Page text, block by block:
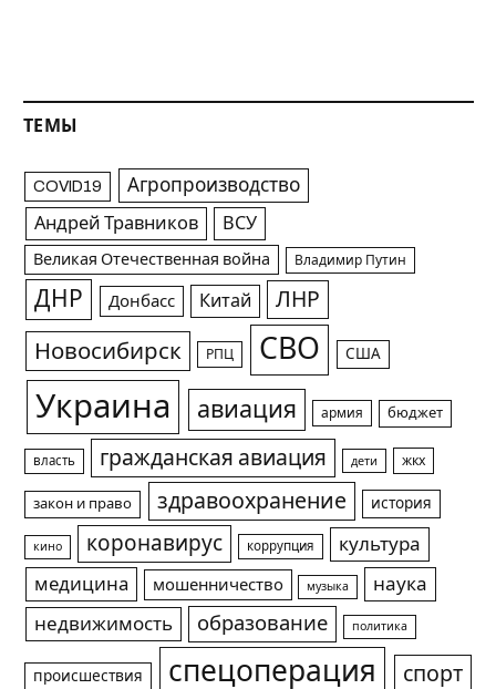
ТЕМЫ
COVID19 Агропроизводство
Андрей Травников ВСУ
Великая Отечественная война Владимир Путин
ДНР Донбасс Китай ЛНР
Новосибирск РПЦ СВО США
Украина авиация армия бюджет
власть гражданская авиация дети жкх
закон и право здравоохранение история
кино коронавирус коррупция
культура
медицина
мошенничество музыка
наука
недвижимость
образование политика
происшествия спецоперация спорт